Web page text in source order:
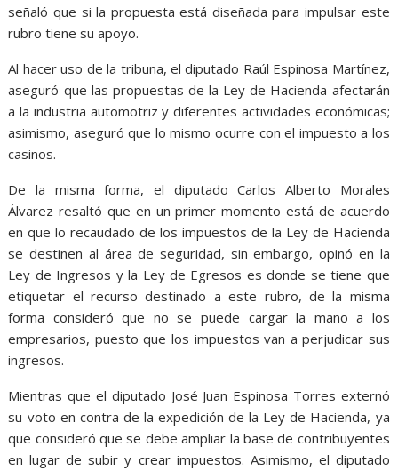
señaló que si la propuesta está diseñada para impulsar este
rubro tiene su apoyo.
Al hacer uso de la tribuna, el diputado Raúl Espinosa Martínez,
aseguró que las propuestas de la Ley de Hacienda afectarán
a la industria automotriz y diferentes actividades económicas;
asimismo, aseguró que lo mismo ocurre con el impuesto a los
casinos.
De la misma forma, el diputado Carlos Alberto Morales
Álvarez resaltó que en un primer momento está de acuerdo
en que lo recaudado de los impuestos de la Ley de Hacienda
se destinen al área de seguridad, sin embargo, opinó en la
Ley de Ingresos y la Ley de Egresos es donde se tiene que
etiquetar el recurso destinado a este rubro, de la misma
forma consideró que no se puede cargar la mano a los
empresarios, puesto que los impuestos van a perjudicar sus
ingresos.
Mientras que el diputado José Juan Espinosa Torres externó
su voto en contra de la expedición de la Ley de Hacienda, ya
que consideró que se debe ampliar la base de contribuyentes
en lugar de subir y crear impuestos. Asimismo, el diputado